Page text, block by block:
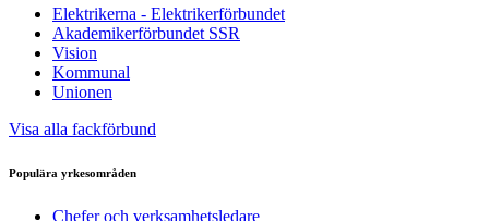
Elektrikerna - Elektrikerförbundet
Akademikerförbundet SSR
Vision
Kommunal
Unionen
Visa alla fackförbund
Populära yrkesområden
Chefer och verksamhetsledare